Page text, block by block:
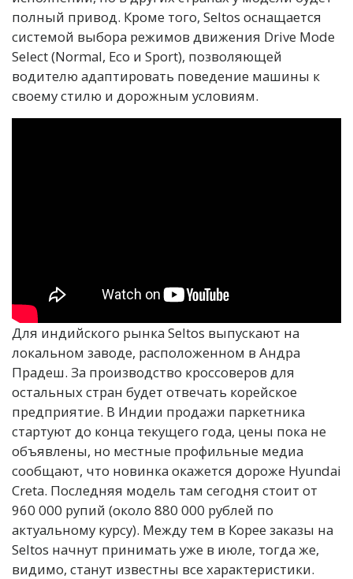
полный привод. Кроме того, Seltos оснащается
системой выбора режимов движения Drive Mode
Select (Normal, Eco и Sport), позволяющей
водителю адаптировать поведение машины к
своему стилю и дорожным условиям.
Для индийского рынка Seltos выпускают на
локальном заводе, расположенном в Андра
Прадеш. За производство кроссоверов для
остальных стран будет отвечать корейское
предприятие. В Индии продажи паркетника
стартуют до конца текущего года, цены пока не
объявлены, но местные профильные медиа
сообщают, что новинка окажется дороже Hyundai
Creta. Последняя модель там сегодня стоит от
960 000 рупий (около 880 000 рублей по
актуальному курсу). Между тем в Корее заказы на
Seltos начнут принимать уже в июле, тогда же,
видимо, станут известны все характеристики.